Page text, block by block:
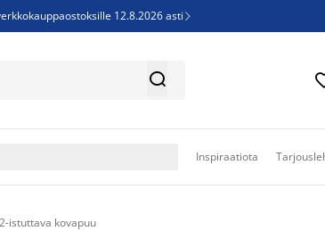
12.8.2026 asti 
Säästä jopa 60% 
Inspiraatiota
istuttava kovapuu